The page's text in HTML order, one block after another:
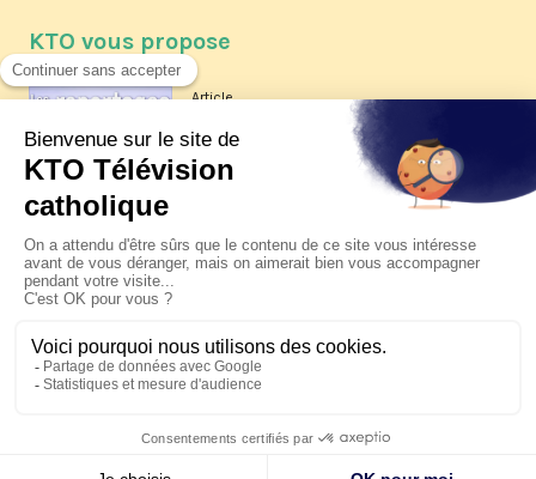
KTO vous propose
Article
Les reportages d'été 2026 de KTO
La visite pastorale du pape Léon
XIV à Assise à suivre sur KTO le
jeudi 6 août
Le pape en Uruguay, Argentine et
Pérou du 6 au 17 novembre 2026